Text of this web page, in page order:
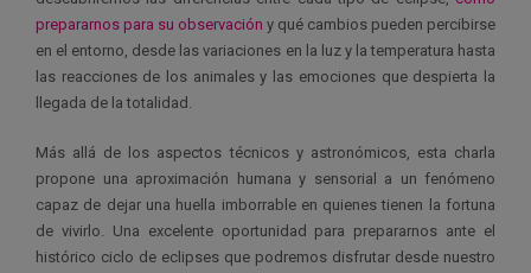
prepararnos para su observación y qué cambios pueden percibirse
en el entorno, desde las variaciones en la luz y la temperatura hasta
las reacciones de los animales y las emociones que despierta la
llegada de la totalidad.
Más allá de los aspectos técnicos y astronómicos, esta charla
propone una aproximación humana y sensorial a un fenómeno
capaz de dejar una huella imborrable en quienes tienen la fortuna
de vivirlo. Una excelente oportunidad para prepararnos ante el
histórico ciclo de eclipses que podremos disfrutar desde nuestro